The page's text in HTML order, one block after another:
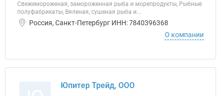
Свежемороженая, замороженная рыба и морепродукты, Рыбные
полуфабрикаты, Вяленая, сушеная рыба и...
Россия, Санкт-Петербург ИНН: 7840396368
О компании
Юпитер Трейд, ООО